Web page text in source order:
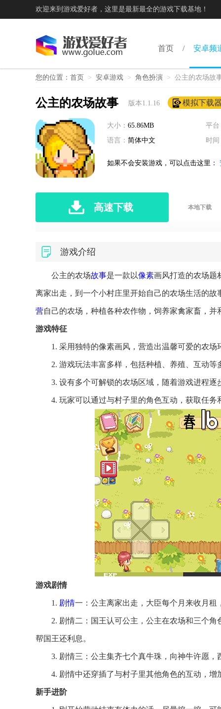
欢迎来到游戏爱好者，这里是最新最全的游戏下载基地！
首页 安卓频
您的位置： 首页 > 安卓游戏 > 角色扮演 > 公主的农场故
公主的农场故事 版本1.1.16 模拟下载
大小： 65.86MB
平台
语言： 简体中文 时间
如果不会安装游戏，可以点击这里：
高速下载 本地下载
游戏介绍
公主的农场故事是一款以像素画风打造的农场题
离家出走，到一个小村庄里开始自己的农场生活的
营自己的农场，种植各种农作物，饲养家禽家畜，
游戏特征
1. 采用独特的像素画风，营造出温馨可爱的农场
2. 游戏玩法丰富多样，包括种植、养殖、互动等
3. 设有多个可解锁的农场区域，随着游戏进程逐
4. 玩家可以通过与村子里的角色互动，获取任务
游戏剧情
1. 剧情一：公主离家出走，大臣每个月来收月租
2. 剧情二：国王认可公主，公主在农场和三个
帮国王还利息。
3. 剧情三：公主集齐七个真牛珠，向神牛许愿
4. 剧情中还穿插了与村子里其他角色的互动，增
新手进阶